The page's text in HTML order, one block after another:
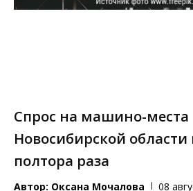
Спрос на машино-места
Новосибирской области
полтора раза
Автор: Оксана Мочалова 08